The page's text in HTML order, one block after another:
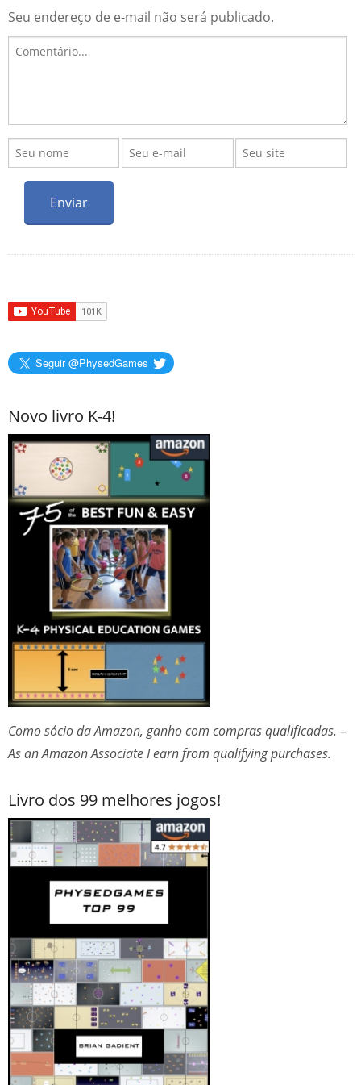
Seu endereço de e-mail não será publicado.
Seguir @PhysedGames
Novo livro K-4!
Como sócio da Amazon, ganho com compras qualificadas. –
As an Amazon Associate I earn from qualifying purchases.
Livro dos 99 melhores jogos!